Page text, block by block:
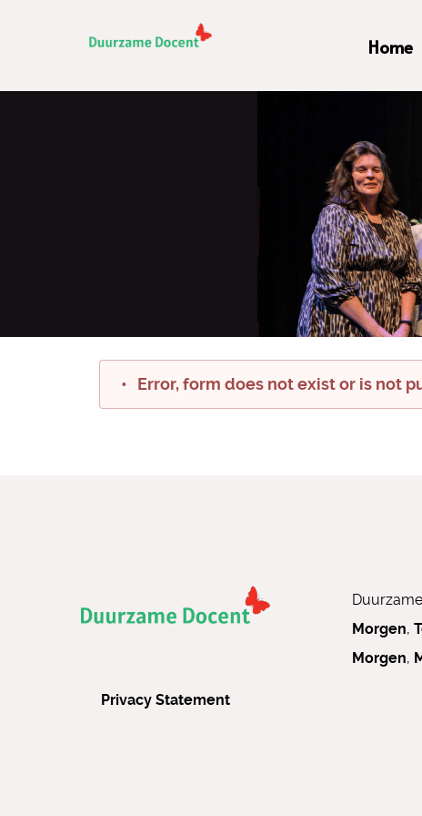
Home
Error, form does not exist or is not
Privacy Statement
Morgen,
Morgen,